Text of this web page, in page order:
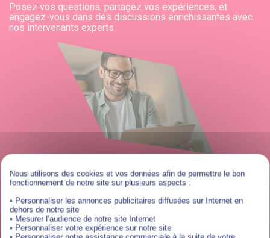
Posez vos questions, partagez vos expériences, et
engagez-vous dans des discussions enrichissantes avec
nos intervenants experts.
Nous utilisons des cookies et vos données afin de permettre le bon
fonctionnement de notre site sur plusieurs aspects :
• Personnaliser les annonces publicitaires diffusées sur Internet en
dehors de notre site
• Mesurer l’audience de notre site Internet
• Personnaliser votre expérience sur notre site